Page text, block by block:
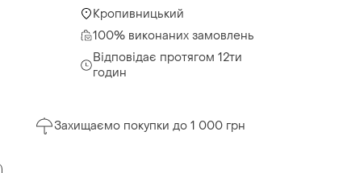
Кропивницький
100% виконаних замовлень
Відповідає протягом 12ти
годин
Захищаємо покупки до 1 000 грн